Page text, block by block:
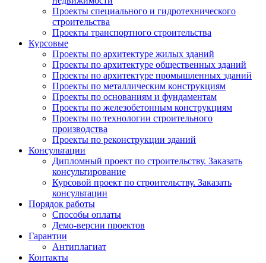
Проекты специального и гидротехнического
строительства
Проекты транспортного строительства
Курсовые
Проекты по архитектуре жилых зданий
Проекты по архитектуре общественных зданий
Проекты по архитектуре промышленных зданий
Проекты по металлическим конструкциям
Проекты по основаниям и фундаментам
Проекты по железобетонным конструкциям
Проекты по технологии строительного
производства
Проекты по реконструкции зданий
Консультации
Дипломный проект по строительству. Заказать
консультирование
Курсовой проект по строительству. Заказать
консультации
Порядок работы
Способы оплаты
Демо-версии проектов
Гарантии
Антиплагиат
Контакты